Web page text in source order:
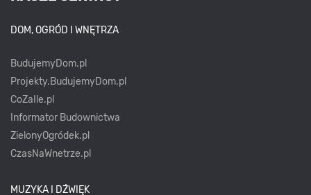
DOM, OGRÓD I WNĘTRZA
BudujemyDom.pl
Projekty.BudujemyDom.pl
CoZaIle.pl
Informator Budownictwa
ZielonyOgródek.pl
CzasNaWnetrze.pl
MUZYKA I DŹWIĘK